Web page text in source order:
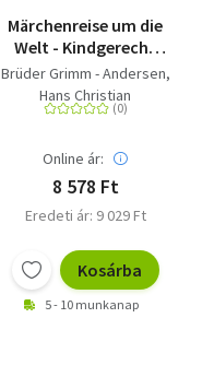
Märchenreise um die
Welt - Kindgerecht
nacherzählte Märchen
aus allen Kontinenten
Brüder Grimm - Andersen,
Hans Christian
Online ár:
8 578 Ft
Eredeti ár: 9 029 Ft
Kosárba
5 - 10 munkanap